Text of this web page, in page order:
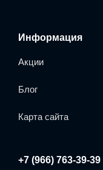
Информация
Акции
Блог
Карта сайта
+7 (966) 763-39-39